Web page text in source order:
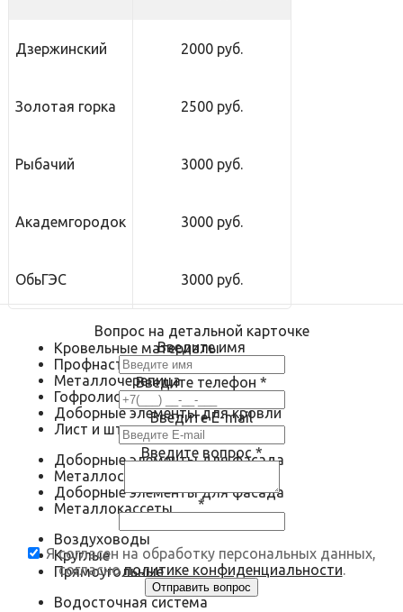
Дзержинский 2000 руб.
Золотая горка 2500 руб.
Рыбачий 3000 руб.
Академгородок 3000 руб.
ОбьГЭС 3000 руб.
Вопрос на детальной карточке
Введите имя
Введите телефон *
Введите E-mail
Введите вопрос *
*
Я согласен на обработку персональных данных,
согласнополитике конфиденциальности.
Кровельные материалы
Профнастил
Металлочерепица
Гофролист
Доборные элементы для кровли
Лист и штрипс
Доборные элементы для фасада
Металлосайдинг
Доборные элементы для фасада
Металлокассеты
Воздуховоды
Круглые
Прямоугольные
Водосточная система